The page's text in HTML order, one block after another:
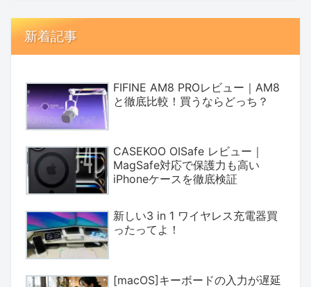
新着記事
FIFINE AM8 PROレビュー｜AM8
と徹底比較！買うならどっち？
CASEKOO OISafe レビュー｜
MagSafe対応で保護力も高い
iPhoneケースを徹底検証
新しい3 in 1 ワイヤレス充電器買
ったってよ！
[macOS]キーボードの入力が遅延